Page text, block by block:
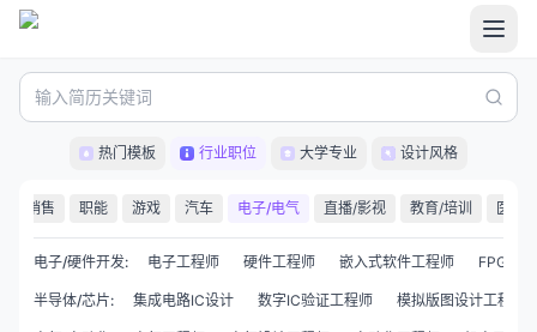
热门模板 行业职位 大学专业 设计风格
销售 职能 游戏 汽车 电子/电气 直播/影视 教育/培训 医疗/
电子/硬件开发: 电子工程师 硬件工程师 嵌入式软件工程师 FPGA开
半导体/芯片: 集成电路IC设计 数字IC验证工程师 模拟版图设计工程师